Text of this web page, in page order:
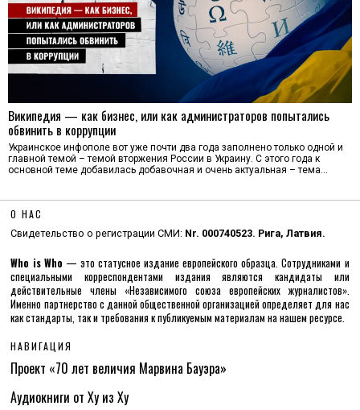
Википедия — как бизнес, или как администраторов попытались
обвинить в коррупции
Украинское инфополе вот уже почти два года заполнено только одной и
главной темой – темой вторжения России в Украину. С этого года к
основной теме добавилась добавочная и очень актуальная – тема…
О НАС
Свидетельство о регистрации СМИ: Nr. 000740523. Рига, Латвия.
Who is Who — это статусное издание европейского образца. Сотрудниками и
специальными корреспондентами издания являются кандидаты или
действительные члены «Независимого союза европейских журналистов».
Именно партнерство с данной общественной организацией определяет для нас
как стандарты, так и требования к публикуемым материалам на нашем ресурсе.
НАВИГАЦИЯ
Проект «70 лет величия Марвина Бауэра»
Аудиокниги от Ху из Ху